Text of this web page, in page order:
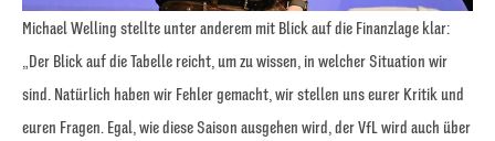
Michael Welling stellte unter anderem mit Blick auf die Finanzlage klar:
„Der Blick auf die Tabelle reicht, um zu wissen, in welcher Situation wir
sind. Natürlich haben wir Fehler gemacht, wir stellen uns eurer Kritik und
euren Fragen. Egal, wie diese Saison ausgehen wird, der VfL wird auch über